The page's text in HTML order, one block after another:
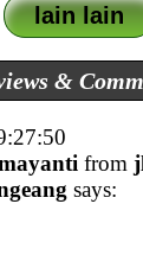
lain lain
&
from
says: